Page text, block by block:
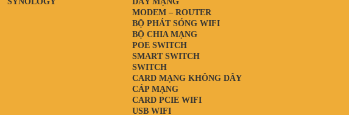
CARD MẠNG KHÔNG DÂY
USB WIFI
CARD PCIE WIFI
CÁP MẠNG
BỘ CHIA MẠNG
SWITCH
SMART SWITCH
POE SWITCH
BỘ PHÁT SÓNG WIFI
MODEM – ROUTER